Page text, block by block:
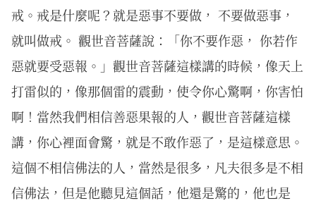
戒。戒是什麼呢？就是惡事不要做， 不要做惡事，
就叫做戒。 觀世音菩薩說：「你不要作惡， 你若作
惡就要受惡報。」觀世音菩薩這樣講的時候，像天上
打雷似的，像那個雷的震動，使令你心驚啊，你害怕
啊！當然我們相信善惡果報的人，觀世音菩薩這樣
講，你心裡面會驚，就是不敢作惡了，是這樣意思。
這個不相信佛法的人，當然是很多，凡夫很多是不相
信佛法，但是他聽見這個話，他還是驚的，他也是